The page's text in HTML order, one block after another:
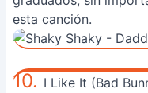
esta canción.
10. I Like It (Bad